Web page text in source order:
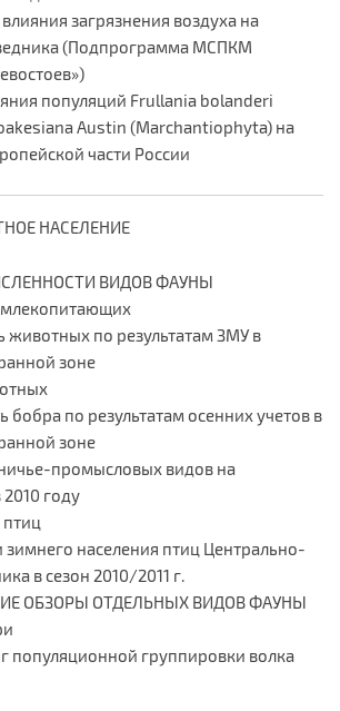
загрязнения воздуха на
(Подпрограмма МСПКМ
популяций Frullania bolanderi
Austin (Marchantiophyta) на
части России
НАСЕЛЕНИЕ
ВИДОВ ФАУНЫ
млекопитающих
животных по результатам ЗМУ в
зоне
бобра по результатам осенних учетов в
зоне
промысловых видов на
году
птиц
зимнего населения птиц Центрально-
в сезон 2010/2011 г.
ОБЗОРЫ ОТДЕЛЬНЫХ ВИДОВ ФАУНЫ
популяционной группировки волка